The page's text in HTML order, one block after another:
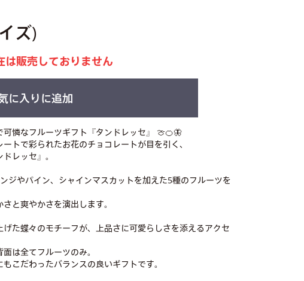
ズ)
は販売しておりません
に入りに追加
憐なフルーツギフト『タンドレッセ』 🍈🍊🦋
トで彩られたお花のチョコレートが目を引く、
レッセ』。
ジやパイン、シャインマスカットを加えた5種のフルーツを
と爽やかさを演出します。
た蝶々のモチーフが、上品さに可愛らしさを添えるアクセ
は全てフルーツのみ。
こだわったバランスの良いギフトです。